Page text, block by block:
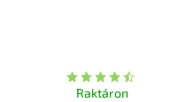
Raktáron